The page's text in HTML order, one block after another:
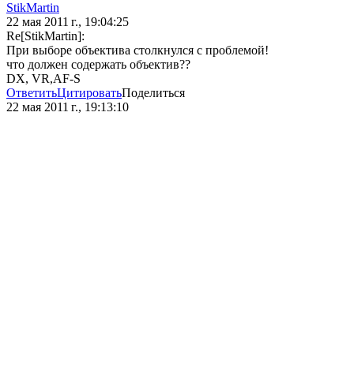
StikMartin
22 мая 2011 г., 19:04:25
Re[StikMartin]:
При выборе объектива столкнулся с проблемой!
что должен содержать объектив??
DX, VR,AF-S
ОтветитьЦитироватьПоделиться
22 мая 2011 г., 19:13:10